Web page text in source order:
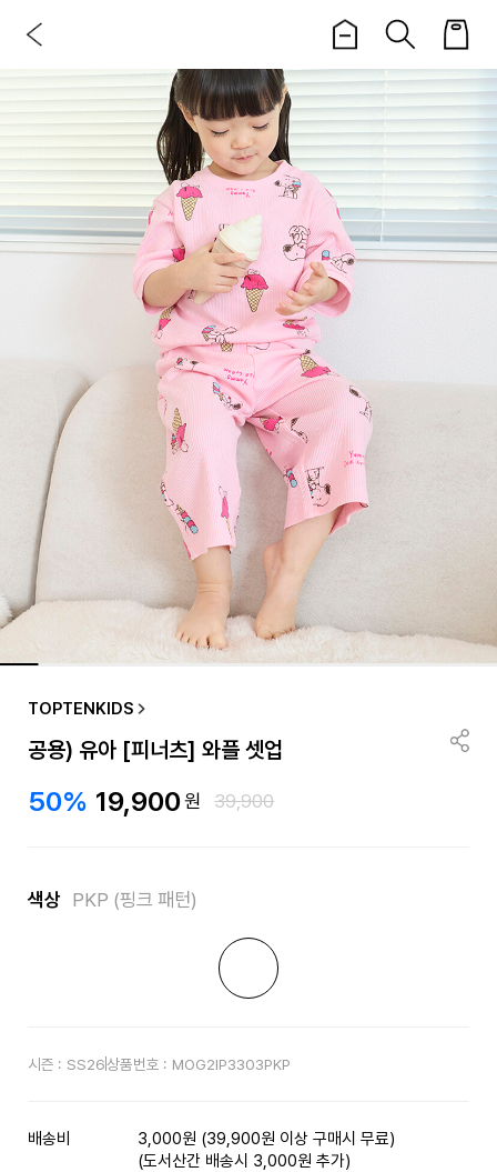
TOPTENKIDS
공용) 유아 [피너츠] 와플 셋업
50% 19,900원 39,900
색상 PKP (핑크 패턴)
시즌 : SS26상품번호 : MOG2IP3303PKP
배송비
3,000원 (39,900원 이상 구매시 무료)
(도서산간 배송시 3,000원 추가)